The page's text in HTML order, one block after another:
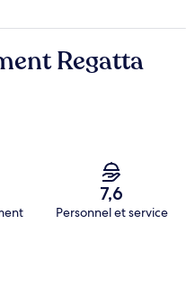
Regatta
7,6
Personnel et service